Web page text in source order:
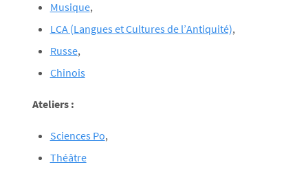
Musique,
LCA (Langues et Cultures de l’Antiquité),
Russe,
Chinois
Ateliers :
Sciences Po,
Théâtre